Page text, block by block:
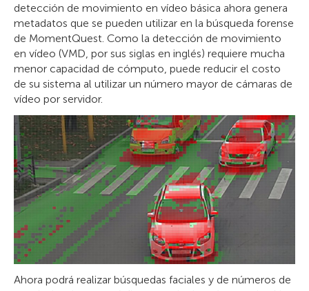
detección de movimiento en vídeo básica ahora genera
metadatos que se pueden utilizar en la búsqueda forense
de MomentQuest. Como la detección de movimiento
en vídeo (VMD, por sus siglas en inglés) requiere mucha
menor capacidad de cómputo, puede reducir el costo
de su sistema al utilizar un número mayor de cámaras de
vídeo por servidor.
Ahora podrá realizar búsquedas faciales y de números de